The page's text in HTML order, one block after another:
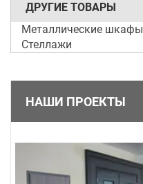
ДРУГИЕ ТОВАРЫ
Металлические шкафы
Стеллажи
НАШИ ПРОЕКТЫ